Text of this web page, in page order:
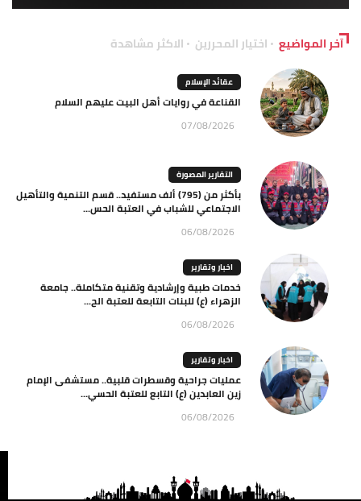
آخر المواضيع اختيار المحررين الاكثر مشاهدة
عقائد الإسلام
القناعة في روايات أهل البيت عليهم السلام
07/08/2026
التقارير المصورة
بأكثر من (795) ألف مستفيد.. قسم التنمية والتأهيل
الاجتماعي للشباب في العتبة الحس...
06/08/2026
اخبار وتقارير
خدمات طبية وإرشادية وتقنية متكاملة.. جامعة
الزهراء (ع) للبنات التابعة للعتبة الح...
06/08/2026
اخبار وتقارير
عمليات جراحية وقسطرات قلبية.. مستشفى الإمام
زين العابدين (ع) التابع للعتبة الحسي...
06/08/2026